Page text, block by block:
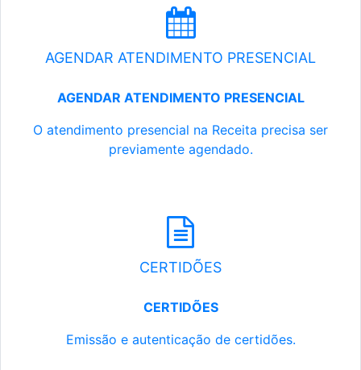
AGENDAR ATENDIMENTO PRESENCIAL
AGENDAR ATENDIMENTO PRESENCIAL
O atendimento presencial na Receita precisa ser
previamente agendado.
CERTIDÕES
CERTIDÕES
Emissão e autenticação de certidões.